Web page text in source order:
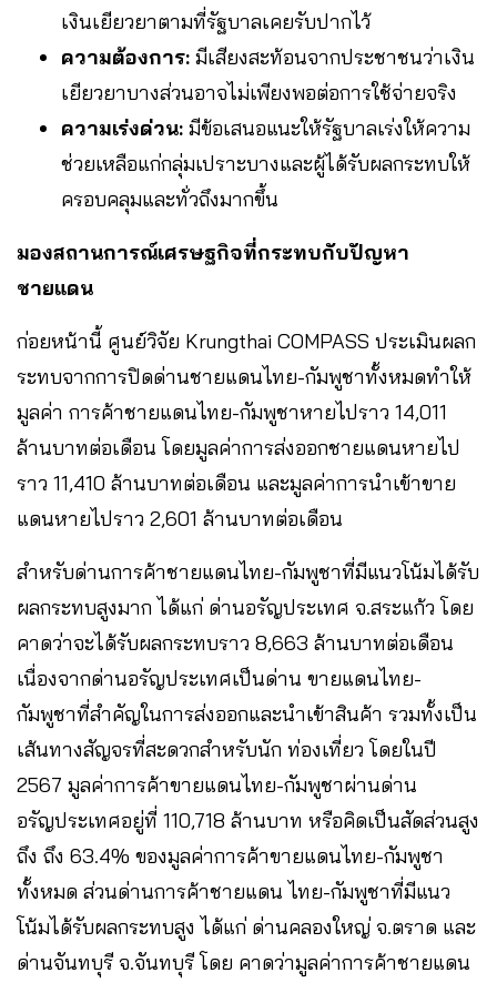
เงินเยียวยาตามที่รัฐบาลเคยรับปากไว้
ความต้องการ: มีเสียงสะท้อนจากประชาชนว่าเงิน
เยียวยาบางส่วนอาจไม่เพียงพอต่อการใช้จ่ายจริง
ความเร่งด่วน: มีข้อเสนอแนะให้รัฐบาลเร่งให้ความ
ช่วยเหลือแก่กลุ่มเปราะบางและผู้ได้รับผลกระทบให้
ครอบคลุมและทั่วถึงมากขึ้น
มองสถานการณ์เศรษฐกิจที่กระทบกับปัญหา
ชายแดน
ก่อยหน้านี้ ศูนย์วิจัย Krungthai COMPASS ประเมินผลก
ระทบจากการปิดด่านชายแดนไทย-กัมพูชาทั้งหมดทำให้
มูลค่า การค้าชายแดนไทย-กัมพูชาหายไปราว 14,011
ล้านบาทต่อเดือน โดยมูลค่าการส่งออกชายแดนหายไป
ราว 11,410 ล้านบาทต่อเดือน และมูลค่าการนำเข้าขาย
แดนหายไปราว 2,601 ล้านบาทต่อเดือน
สำหรับด่านการค้าชายแดนไทย-กัมพูชาที่มีแนวโน้มได้รับ
ผลกระทบสูงมาก ได้แก่ ด่านอรัญประเทศ จ.สระแก้ว โดย
คาดว่าจะได้รับผลกระทบราว 8,663 ล้านบาทต่อเดือน
เนื่องจากด่านอรัญประเทศเป็นด่าน ขายแดนไทย-
กัมพูชาที่สำคัญในการส่งออกและนำเข้าสินค้า รวมทั้งเป็น
เส้นทางสัญจรที่สะดวกสำหรับนัก ท่องเที่ยว โดยในปี
2567 มูลค่าการค้าขายแดนไทย-กัมพูชาผ่านด่าน
อรัญประเทศอยู่ที่ 110,718 ล้านบาท หรือคิดเป็นสัดส่วนสูง
ถึง ถึง 63.4% ของมูลค่าการค้าขายแดนไทย-กัมพูชา
ทั้งหมด ส่วนด่านการค้าชายแดน ไทย-กัมพูชาที่มีแนว
โน้มได้รับผลกระทบสูง ได้แก่ ด่านคลองใหญ่ จ.ตราด และ
ด่านจันทบุรี จ.จันทบุรี โดย คาดว่ามูลค่าการค้าชายแดน